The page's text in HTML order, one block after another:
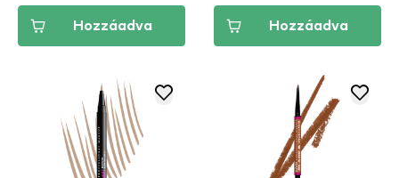
Hozzáadva Hozzáadva